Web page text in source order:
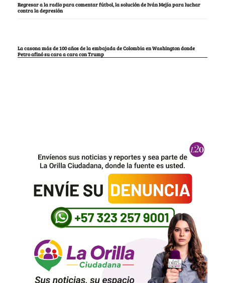
Regresar a la radio para comentar fútbol, la solución de Iván Mejía para luchar
contra la depresión
La casona más de 100 años de la embajada de Colombia en Washington donde
Petro afinó su cara a cara con Trump